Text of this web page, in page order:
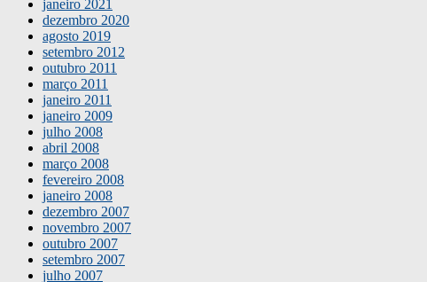
janeiro 2021
dezembro 2020
agosto 2019
setembro 2012
outubro 2011
março 2011
janeiro 2011
janeiro 2009
julho 2008
abril 2008
março 2008
fevereiro 2008
janeiro 2008
dezembro 2007
novembro 2007
outubro 2007
setembro 2007
julho 2007